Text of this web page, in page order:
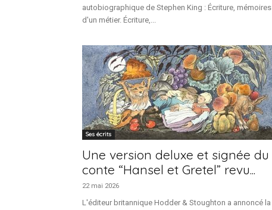
autobiographique de Stephen King : Écriture, mémoires
d'un métier. Écriture,...
Ses écrits
Une version deluxe et signée du
conte “Hansel et Gretel” revu...
22 mai 2026
L'éditeur britannique Hodder & Stoughton a annoncé la